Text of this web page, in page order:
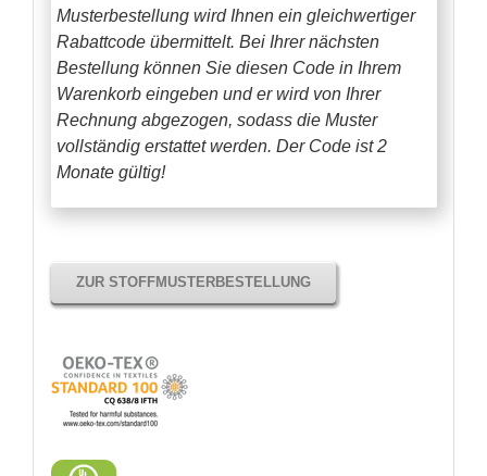
Musterbestellung wird Ihnen ein gleichwertiger
Rabattcode übermittelt. Bei Ihrer nächsten
Bestellung können Sie diesen Code in Ihrem
Warenkorb eingeben und er wird von Ihrer
Rechnung abgezogen, sodass die Muster
vollständig erstattet werden. Der Code ist 2
Monate gültig!
ZUR STOFFMUSTERBESTELLUNG